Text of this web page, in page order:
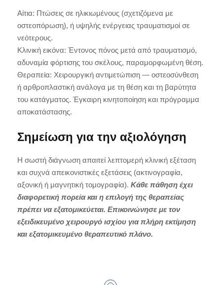
Αίτια: Πτώσεις σε ηλικιωμένους (σχετιζόμενα με
οστεοπόρωση), ή υψηλής ενέργειας τραυματισμοί σε
νεότερους.
Κλινική εικόνα: Έντονος πόνος μετά από τραυματισμό,
αδυναμία φόρτισης του σκέλους, παραμορφωμένη θέση.
Θεραπεία: Χειρουργική αντιμετώπιση — οστεοσύνθεση
ή αρθροπλαστική ανάλογα με τη θέση και τη βαρύτητα
του κατάγματος. Έγκαιρη κινητοποίηση και πρόγραμμα
αποκατάστασης.
Σημείωση για την αξιολόγηση
Η σωστή διάγνωση απαιτεί λεπτομερή κλινική εξέταση
και συχνά απεικονιστικές εξετάσεις (ακτινογραφία,
αξονική ή μαγνητική τομογραφία). Κάθε πάθηση έχει
διαφορετική πορεία και η επιλογή της θεραπείας
πρέπει να εξατομικεύεται. Επικοινώνησε με τον
εξειδικευμένο χειρουργό ισχίου για πλήρη εκτίμηση
και εξατομικευμένο θεραπευτικό πλάνο.